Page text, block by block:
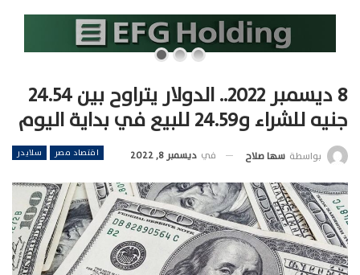
8 ديسمبر 2022.. الدولار يتراوح بين 24.54
جنيه للشراء و24.59 للبيع في بداية اليوم
اقتصاد مصر سلايدر بواسطة سها صلاح في ديسمبر 8, 2022